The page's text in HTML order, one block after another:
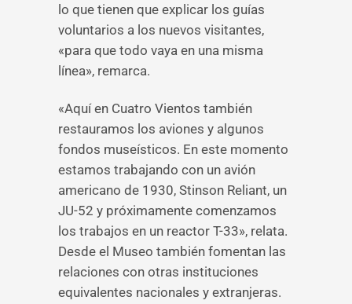
lo que tienen que explicar los guías
voluntarios a los nuevos visitantes,
«para que todo vaya en una misma
línea», remarca.
«Aquí en Cuatro Vientos también
restauramos los aviones y algunos
fondos museísticos. En este momento
estamos trabajando con un avión
americano de 1930, Stinson Reliant, un
JU-52 y próximamente comenzamos
los trabajos en un reactor T-33», relata.
Desde el Museo también fomentan las
relaciones con otras instituciones
equivalentes nacionales y extranjeras.